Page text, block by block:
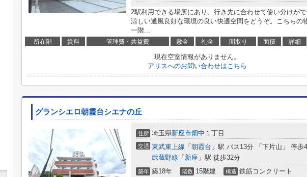
2駅利用できる場所にあり、行き先に合わせて使い分けが
涼しい通風良好な環境の良い快適空間をどうぞ。こちらの
一階...
所在階 賃料 管理費・共益費 敷金 礼金 間取り 面積 詳細
現在空室情報がありません。
アリスへのお問い合わせはこちら
グランシエロ朝霞台シエナの丘
住所 埼玉県新座市畑中 １丁目
交通 東武東上線 「 朝霞台 」駅 バス13分 「下片山」 停歩
武蔵野線 「 新座 」駅 徒歩32分
築年 築18年 階数 15階建 構造 鉄筋コンクリート